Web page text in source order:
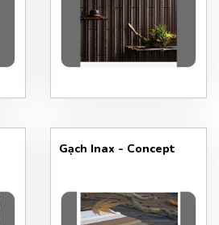
Gạch Inax - Concept